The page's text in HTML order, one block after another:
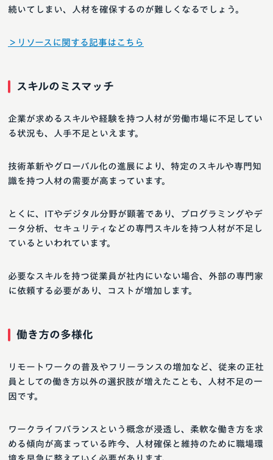
続いてしまい、人材を確保するのが難しくなるでしょう。
＞リソースに関する記事はこちら
スキルのミスマッチ
企業が求めるスキルや経験を持つ人材が労働市場に不足してい
る状況も、人手不足といえます。
技術革新やグローバル化の進展により、特定のスキルや専門知
識を持つ人材の需要が高まっています。
とくに、ITやデジタル分野が顕著であり、プログラミングやデ
ータ分析、セキュリティなどの専門スキルを持つ人材が不足し
ているといわれています。
必要なスキルを持つ従業員が社内にいない場合、外部の専門家
に依頼する必要があり、コストが増加します。
働き方の多様化
リモートワークの普及やフリーランスの増加など、従来の正社
員としての働き方以外の選択肢が増えたことも、人材不足の一
因です。
ワークライフバランスという概念が浸透し、柔軟な働き方を求
める傾向が高まっている昨今、人材確保と維持のために職場環